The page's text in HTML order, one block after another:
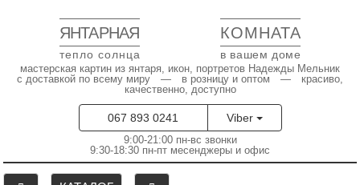
ЯНТАРНАЯ КОМНАТА
тепло солнца в вашем доме
мастерская картин из янтаря, икон, портретов Надежды Мельник
с доставкой по всему миру — в розницу и оптом — красиво,
качественно, доступно
067 893 0241 Viber
9:00-21:00 пн-вс звонки
9:30-18:30 пн-пт месенджеры и офис